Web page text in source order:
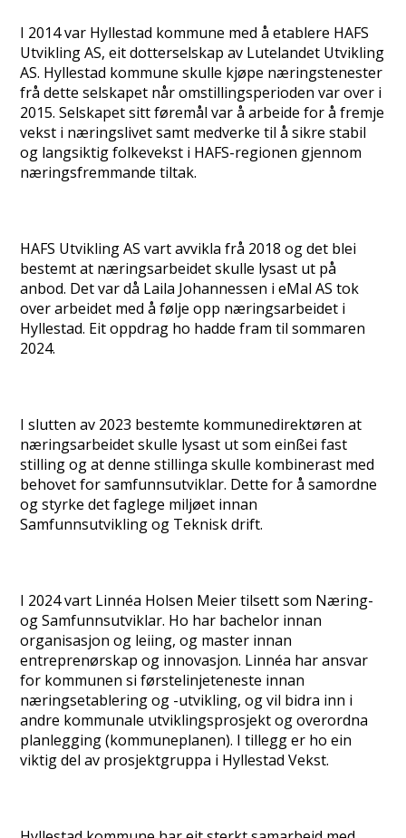
I 2014 var Hyllestad kommune med å etablere HAFS
Utvikling AS, eit dotterselskap av Lutelandet Utvikling
AS. Hyllestad kommune skulle kjøpe næringstenester
frå dette selskapet når omstillingsperioden var over i
2015. Selskapet sitt føremål var å arbeide for å fremje
vekst i næringslivet samt medverke til å sikre stabil
og langsiktig folkevekst i HAFS-regionen gjennom
næringsfremmande tiltak.
HAFS Utvikling AS vart avvikla frå 2018 og det blei
bestemt at næringsarbeidet skulle lysast ut på
anbod. Det var då Laila Johannessen i eMal AS tok
over arbeidet med å følje opp næringsarbeidet i
Hyllestad. Eit oppdrag ho hadde fram til sommaren
2024.
I slutten av 2023 bestemte kommunedirektøren at
næringsarbeidet skulle lysast ut som einßei fast
stilling og at denne stillinga skulle kombinerast med
behovet for samfunnsutviklar. Dette for å samordne
og styrke det faglege miljøet innan
Samfunnsutvikling og Teknisk drift.
I 2024 vart Linnéa Holsen Meier tilsett som Næring-
og Samfunnsutviklar. Ho har bachelor innan
organisasjon og leiing, og master innan
entreprenørskap og innovasjon. Linnéa har ansvar
for kommunen si førstelinjeteneste innan
næringsetablering og -utvikling, og vil bidra inn i
andre kommunale utviklingsprosjekt og overordna
planlegging (kommuneplanen). I tillegg er ho ein
viktig del av prosjektgruppa i Hyllestad Vekst.